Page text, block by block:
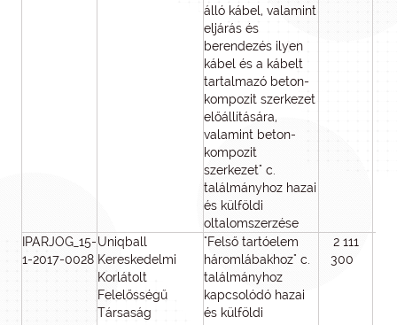
álló kábel, valamint
eljárás és
berendezés ilyen
kábel és a kábelt
tartalmazó beton-
kompozit szerkezet
előállítására,
valamint beton-
kompozit
szerkezet" c.
találmányhoz hazai
és külföldi
oltalomszerzése
IPARJOG_15-
1-2017-0028
Uniqball
Kereskedelmi
Korlátolt
Felelősségű
Társaság
"Felső tartóelem
háromlábakhoz" c.
találmányhoz
kapcsolódó hazai
és külföldi
2 111
300